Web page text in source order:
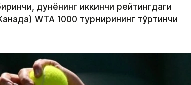
дунёнинг иккинчи рейтингдаги
WТА 1000 турнирининг тўртинчи